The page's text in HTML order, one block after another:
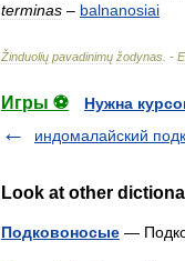
terminas – balnanosiai
Žinduolių pavadinimų žodynas . -
Игры ⚽
Нужна
индомалайский
Look at other
Подковоносые —